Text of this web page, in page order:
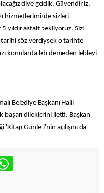
diye geldik. Güvendiniz.
hizmetlerimizde sizleri
yıldır asfalt bekliyoruz. Sizi
tarihi söz verdiysek o tarihte
konularda leb demeden lebleyi
Belediye Başkanı Halil
başarı dileklerini iletti. Başkan
'Kitap Günleri'nin açılışını da